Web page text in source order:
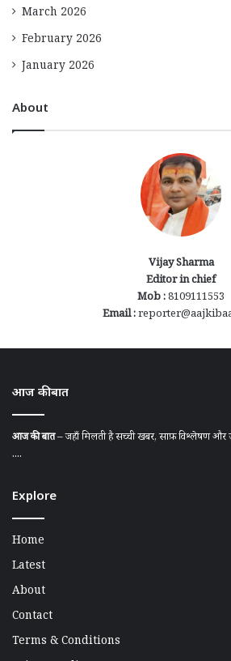
March 2026
February 2026
January 2026
About
Vijay Sharma
Editor in chief
Mob :8109111553
Email :
आज की बात
आज की बात– जहाँ मिलती है सच्ची खबर, साफ़ विश्लेषण और
....
Explore
Home
Latest
About
Contact
Terms & Conditions